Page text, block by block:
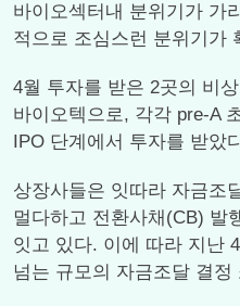
바이오섹터내 분위기가 가
적으로 조심스런 분위기가
4월 투자를 받은 2곳의 비
바이오텍으로, 각각 pre-A
IPO 단계에서 투자를 받았
상장사들은 잇따라 자금조
멀다하고 전환사채(CB) 발
잇고 있다. 이에 따라 지난
넘는 규모의 자금조달 결정